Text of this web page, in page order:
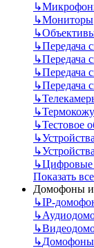
↳
↳Мониторы
↳
↳Передача
↳Передача
↳Передача
↳Передача
↳
↳
↳Тестовое
↳
↳
↳Цифровые
Показать
Домофоны и
↳IP-
↳
↳
↳Домофоны